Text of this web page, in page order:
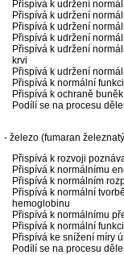
Přispívá k udržení
Přispívá k udržení
Přispívá k udržení
Přispívá k udržení
Přispívá k udržení
krvi
Přispívá k udržení
Přispívá k normální
Přispívá k ochraně
Podílí se na procesu
- železo (fumaran
Přispívá k rozvoji
Přispívá k normálnímu
Přispívá k normálním
Přispívá k normální
hemoglobinu
Přispívá k normálnímu
Přispívá k normální
Přispívá ke snížení míry
Podílí se na procesu